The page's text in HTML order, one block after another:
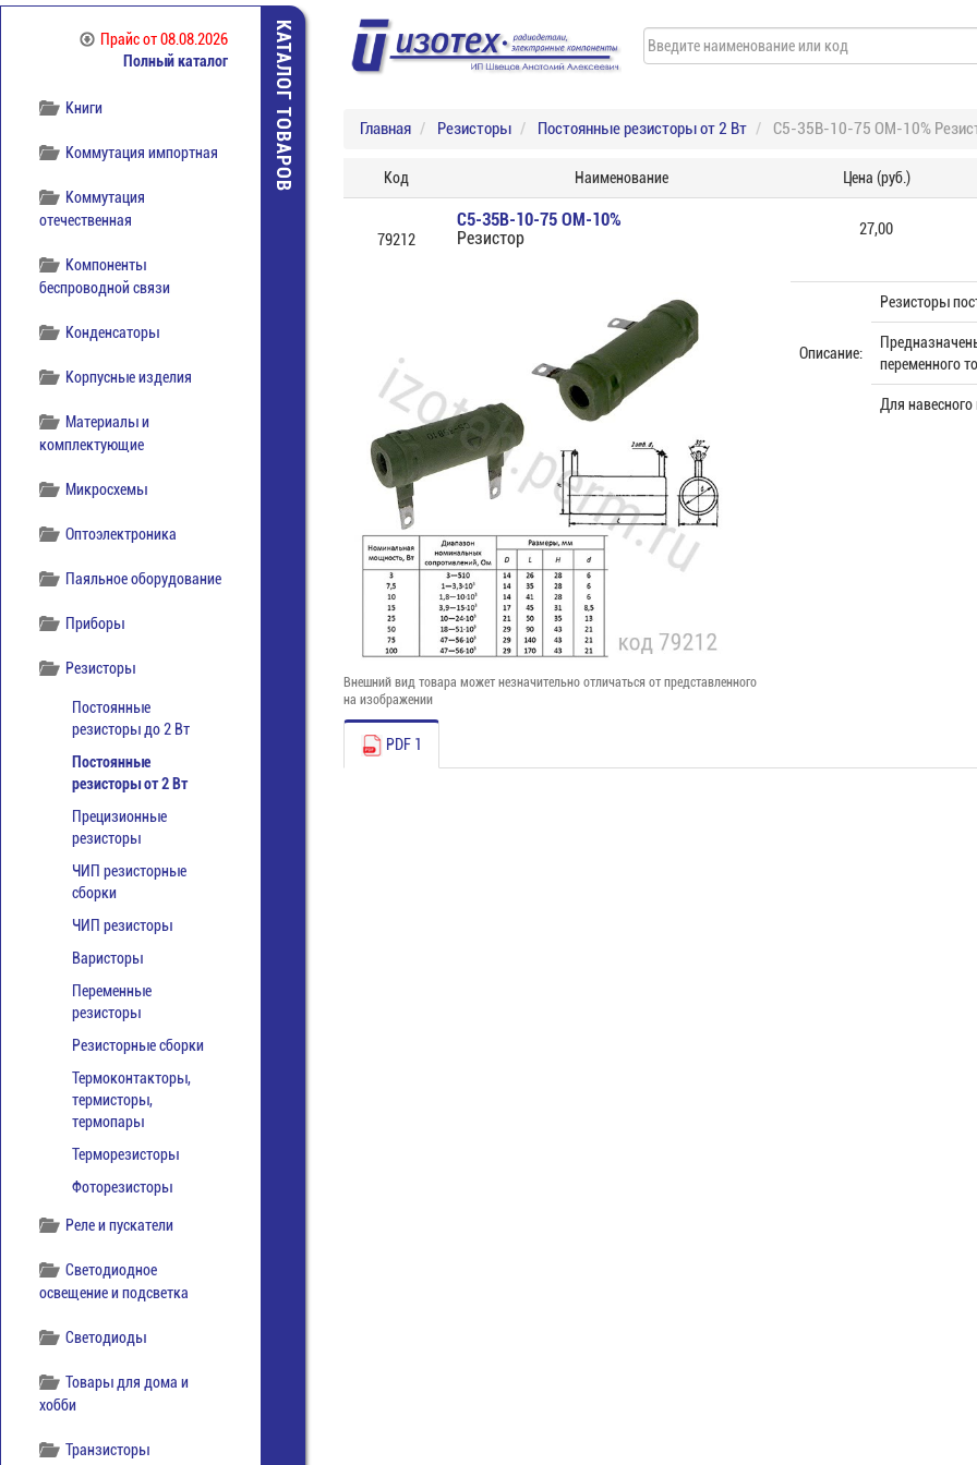
Прайсот 08.08.2026
Полный каталог
Кабельная продукция
Книги
Коммутация импортная
Коммутация
отечественная
Компоненты
беспроводной связи
Конденсаторы
Корпусные изделия
Материалы и
комплектующие
Микросхемы
Оптоэлектроника
Паяльное оборудование
Приборы
Резисторы
Постоянные
резисторы до 2 Вт
Постоянные
резисторы от 2 Вт
Прецизионные
резисторы
ЧИП резисторные
сборки
ЧИП резисторы
Варисторы
Переменные
резисторы
Резисторные сборки
Термоконтакторы,
термисторы,
термопары
Терморезисторы
Фоторезисторы
Реле и пускатели
Светодиодное
освещение и подсветка
Светодиоды
Товары для дома и
хобби
Транзисторы
КАТАЛОГ ТОВАРОВ Главная Резисторы Постоянные резисторы от 2 Вт С5-35В-10-75 ОМ-10%
Код Наименование Цена (руб.)
79212
С5-35В-10-75 ОМ-10%
Резистор
27,00
Внешний вид товара может незначительно отличаться от представленного
на изображении
Описание:
Резисторы
переменного
Для навесного
PDF 1